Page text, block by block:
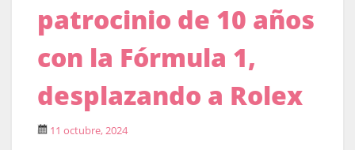
patrocinio de 10 años
con la Fórmula 1,
desplazando a Rolex
11 octubre, 2024